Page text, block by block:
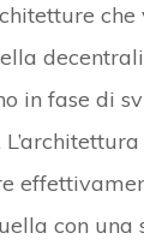
che
in fase di
con una